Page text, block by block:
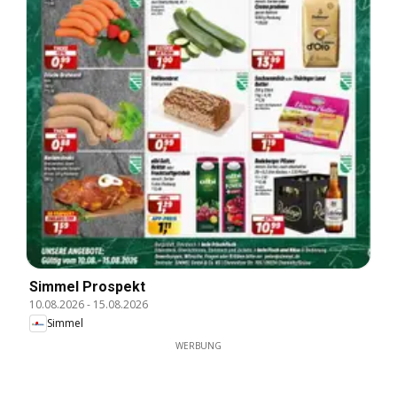
Simmel Prospekt
10.08.2026- 15.08.2026
Simmel
WERBUNG